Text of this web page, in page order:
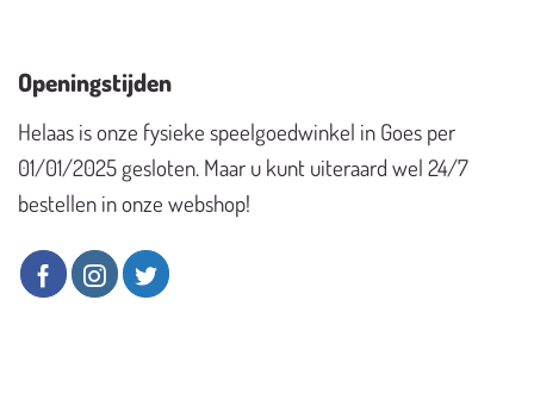
Openingstijden
Helaas is onze fysieke speelgoedwinkel in Goes per
01/01/2025 gesloten. Maar u kunt uiteraard wel 24/7
bestellen in onze webshop!